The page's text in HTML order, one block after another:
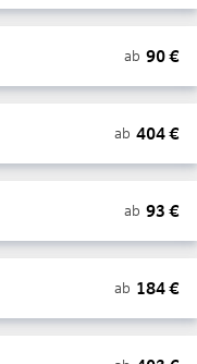
ab 90€
ab 404€
ab 93 €
ab 184€